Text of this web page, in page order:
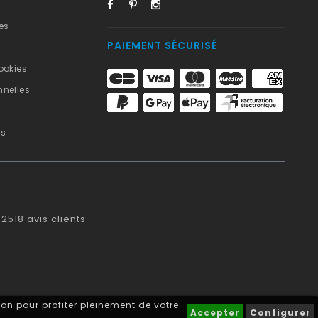
pour profiter pleinement de votre
Accepter Configurer
PAIEMENT SÉCURISÉ
avis clients